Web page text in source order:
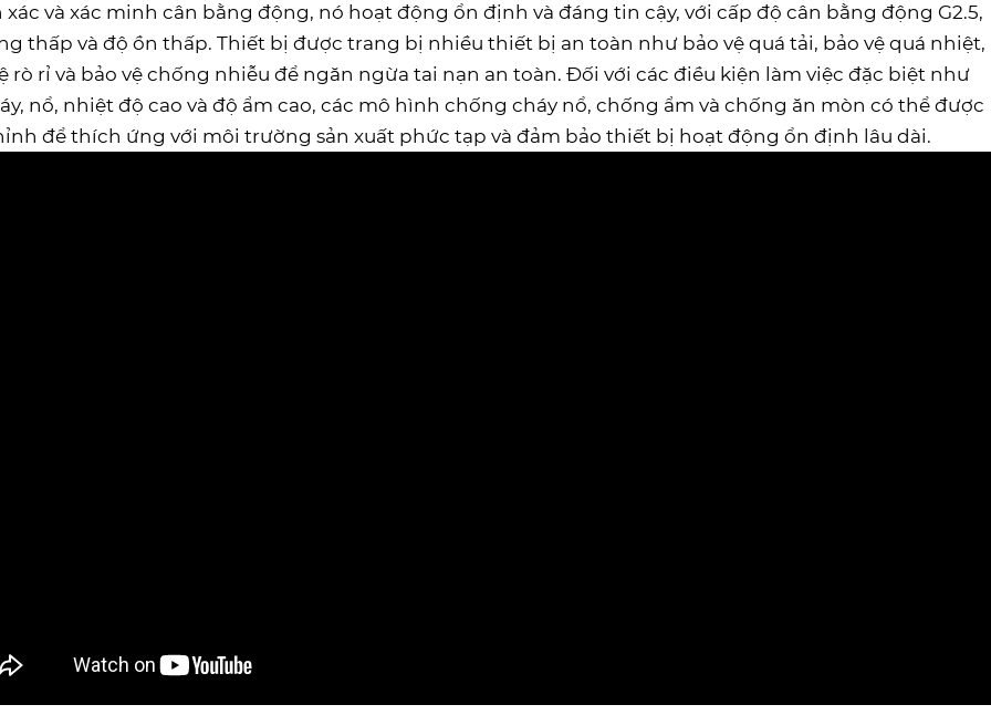
và xác minh cân bằng động, nó hoạt động ổn định và đáng tin cậy, với cấp độ cân bằng động G2.5,
thấp và độ ồn thấp. Thiết bị được trang bị nhiều thiết bị an toàn như bảo vệ quá tải, bảo vệ quá nhiệt,
rò rỉ và bảo vệ chống nhiễu để ngăn ngừa tai nạn an toàn. Đối với các điều kiện làm việc đặc biệt như
nổ, nhiệt độ cao và độ ẩm cao, các mô hình chống cháy nổ, chống ẩm và chống ăn mòn có thể được
để thích ứng với môi trường sản xuất phức tạp và đảm bảo thiết bị hoạt động ổn định lâu dài.